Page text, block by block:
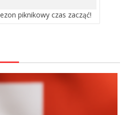
piknikowy czas zacząć!